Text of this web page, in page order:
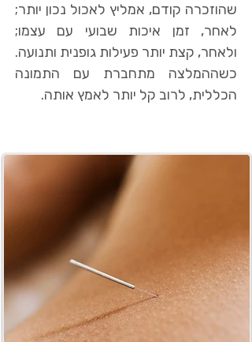
שהוזכרה קודם, אמליץ לאכול נכון יותר;
לאחר, זמן איכות שבועי עם עצמו;
ולאחר, קצת יותר פעילות גופנית ותנועה.
כשההמלצה מתחברת עם התמונה
הכללית, לרוב קל יותר לאמץ אותה.